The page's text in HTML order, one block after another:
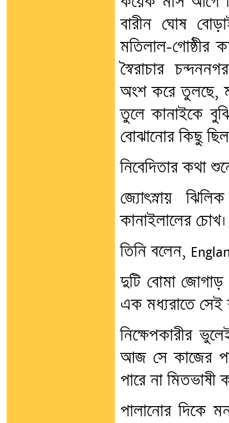
বারীন ঘোষ
মতিলাল-গোষ্ঠীর
স্বৈরাচার
অংশ করে তুলছে,
তুলে কানাইকে
বোঝানোর কিছু
নিবেদিতার কথা
জ্যোৎস্নায়
কানাইলালের চোখ।
তিনি বলেন,
দুটি বোমা জোগাড়
এক মধ্যরাতে সেই
নিক্ষেপকারীর
আজ সে কাজের
পারে না মিতভাষী
পালানোর দিকে